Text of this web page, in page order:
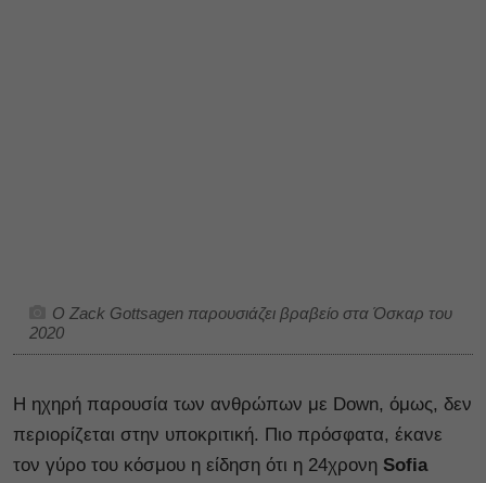
Ο Zack Gottsagen παρουσιάζει βραβείο στα Όσκαρ του
2020
Η ηχηρή παρουσία των ανθρώπων με Down, όμως, δεν
περιορίζεται στην υποκριτική. Πιο πρόσφατα, έκανε
τον γύρο του κόσμου η είδηση ότι η 24χρονη Sofia